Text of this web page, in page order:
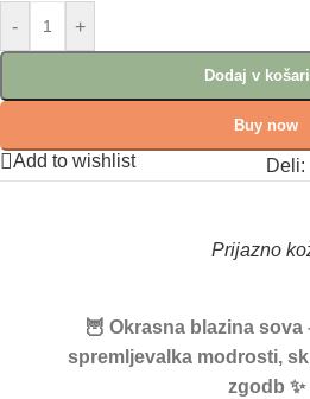
- +
Dodaj v
Buy now
Add to wishlist Deli:
Prijazno
🦉 Okrasna blazina
spremljevalka modrosti,
zgodb ✨